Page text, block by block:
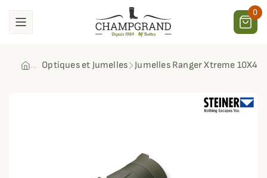
0
Optiques et Jumelles Jumelles Ranger Xtreme 10X42